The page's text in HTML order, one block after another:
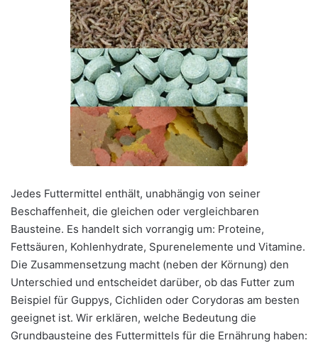
Jedes Futtermittel enthält, unabhängig von seiner
Beschaffenheit, die gleichen oder vergleichbaren
Bausteine. Es handelt sich vorrangig um: Proteine,
Fettsäuren, Kohlenhydrate, Spurenelemente und Vitamine.
Die Zusammensetzung macht (neben der Körnung) den
Unterschied und entscheidet darüber, ob das Futter zum
Beispiel für Guppys, Cichliden oder Corydoras am besten
geeignet ist. Wir erklären, welche Bedeutung die
Grundbausteine des Futtermittels für die Ernährung haben: